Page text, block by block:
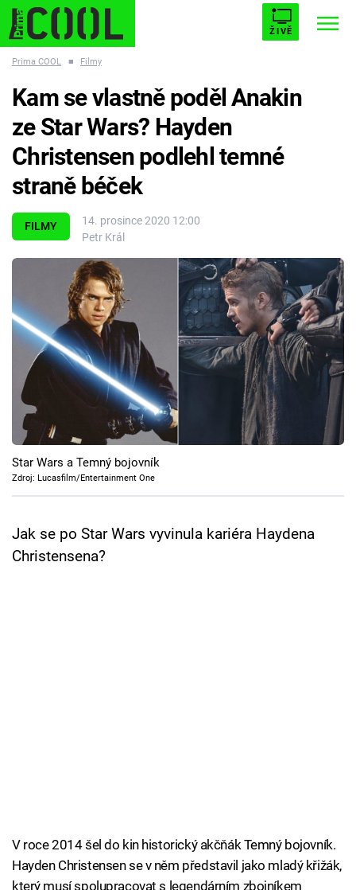
ŽIVĚ
ESCAPE PLNEJ KOTEL AVENGERS 5
Témata
Filmy
Seriály
Hry
Cool Esport
Pořady
TV Program
Přihlášení
Prima COOL ■ Filmy
FILMY
14. prosince 2020 12:00
Petr Král
Kam se vlastně poděl Anakin
ze Star Wars? Hayden
Christensen podlehl temné
straně béček
Star Wars a Temný bojovník
Zdroj: Lucasfilm/Entertainment One
Jak se po Star Wars vyvinula kariéra Haydena
Christensena?
V roce 2014 šel do kin historický akčňák Temný bojovník.
Hayden Christensen se v něm představil jako mladý křižák,
který musí spolupracovat s legendárním zbojníkem